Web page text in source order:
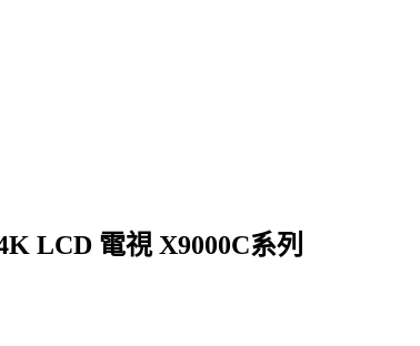
LCD 電視 X9000C系列